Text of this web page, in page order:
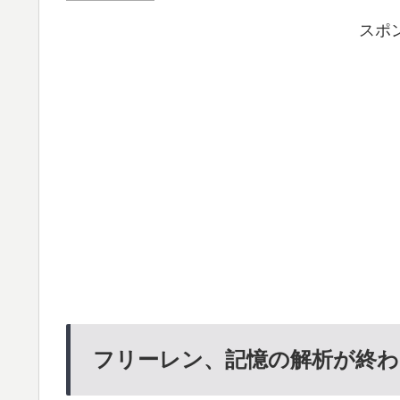
スポ
フリーレン、記憶の解析が終